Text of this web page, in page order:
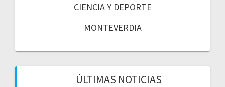
CIENCIA Y DEPORTE
MONTEVERDIA
ÚLTIMAS NOTICIAS